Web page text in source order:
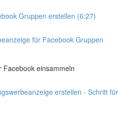
Gruppen erstellen (6:27)
für Facebook Gruppen
Facebook einsammeln
erstellen - Schritt für